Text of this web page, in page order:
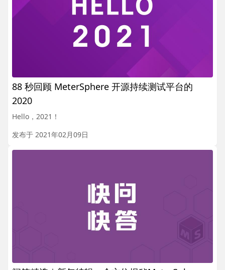
88 秒回顾 MeterSphere 开源持续测试平台的
2020
Hello，2021！
发布于 2021年02月09日